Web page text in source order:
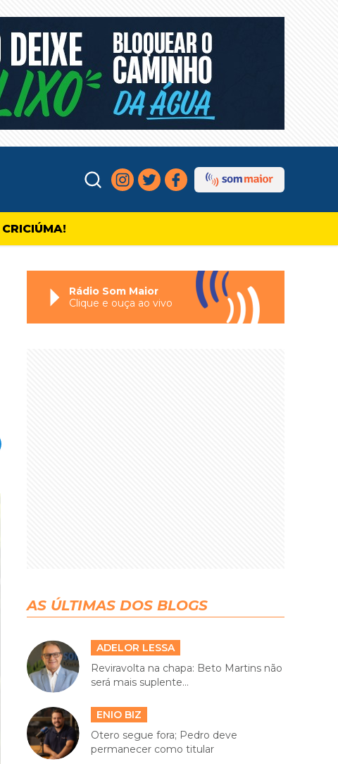
Rádio Som Maior
Clique e ouça ao vivo
AS ÚLTIMAS DOS BLOGS
ADELOR LESSA
Reviravolta na chapa: Beto Martins não
será mais suplente...
ENIO BIZ
Otero segue fora; Pedro deve
permanecer como titular